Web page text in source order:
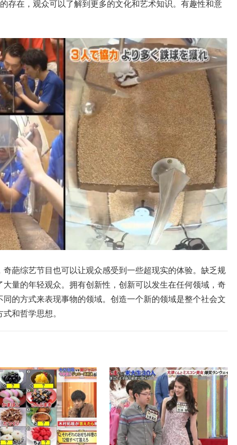
存在，观众可以了解到更多的文化和艺术知识。有趣性和意
葩综艺节目也可以让观众感受到一些超现实的体验。缺乏规
量的年轻观众。拥有创新性，创新可以发生在任何领域，奇
的方式来表现事物的领域。创造一个新的领域是整个社会文
和哲学思想。